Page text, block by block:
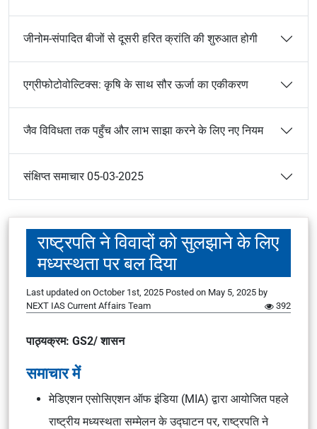
जीनोम-संपादित बीजों से दूसरी हरित क्रांति की शुरुआत होगी
एग्रीफोटोवोल्टिक्स: कृषि के साथ सौर ऊर्जा का एकीकरण
जैव विविधता तक पहुँच और लाभ साझा करने के लिए नए नियम
संक्षिप्त समाचार 05-03-2025
राष्ट्रपति ने विवादों को सुलझाने के लिए
मध्यस्थता पर बल दिया
Last updated on October 1st, 2025 Posted on May 5, 2025 by
NEXT IAS Current Affairs Team
392
पाठ्यक्रम: GS2/ शासन
समाचार में
मेडिएशन एसोसिएशन ऑफ इंडिया (MIA) द्वारा आयोजित पहले
राष्ट्रीय मध्यस्थता सम्मेलन के उद्घाटन पर, राष्ट्रपति ने